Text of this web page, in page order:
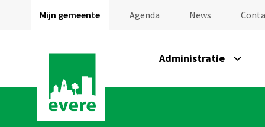
Mijn gemeente Agenda News
Administratie